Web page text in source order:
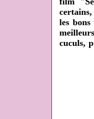
les
cuculs,